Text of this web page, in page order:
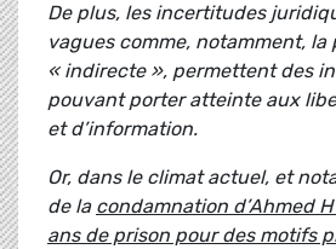
De plus, les incertitudes
vagues comme, notamment, la
« indirecte », permettent des
pouvant porter atteinte aux
et d’information.
Or, dans le climat actuel, et
de la condamnation d’Ahmed
ans de prison pour des motifs